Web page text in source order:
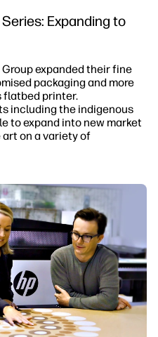
Expanding to
expanded their fine
packaging and more
flatbed printer.
including the indigenous
to expand into new market
on a variety of